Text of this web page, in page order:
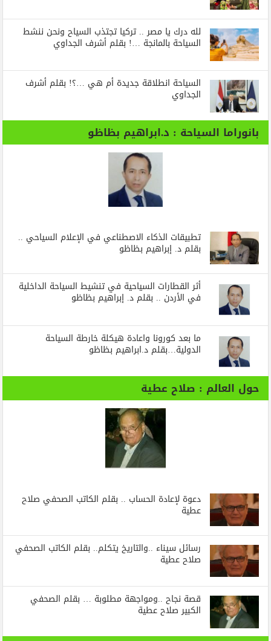
لله درك يا مصر .. تركيا تجتذب السياح ونحن ننشط
السياحة بالمانجة …! بقلم أشرف الجداوي
السياحة انطلاقة جديدة أم هي …؟! بقلم أشرف
الجداوي
بانوراما السياحة : د.ابراهيم بظاظو
تطبيقات الذكاء الاصطناعي في الإعلام السياحي ..
بقلم د. إبراهيم بظاظو
أثر القطارات السياحية في تنشيط السياحة الداخلية
في الأردن .. بقلم د. إبراهيم بظاظو
ما بعد كورونا واعادة هيكلة خارطة السياحة
الدولية…بقلم د.ابراهيم بظاظو
حول العالم : صلاح عطية
دعوة لإعادة الحساب .. بقلم الكاتب الصحفي صلاح
عطية
رسائل‭ ‬سيناء‭.. ‬والتاريخ‭ ‬يتكلم.. بقلم الكاتب الصحفي
صلاح عطية
قصة نجاح ..ومواجهة مطلوبة … بقلم الصحفي
الكبير صلاح عطية